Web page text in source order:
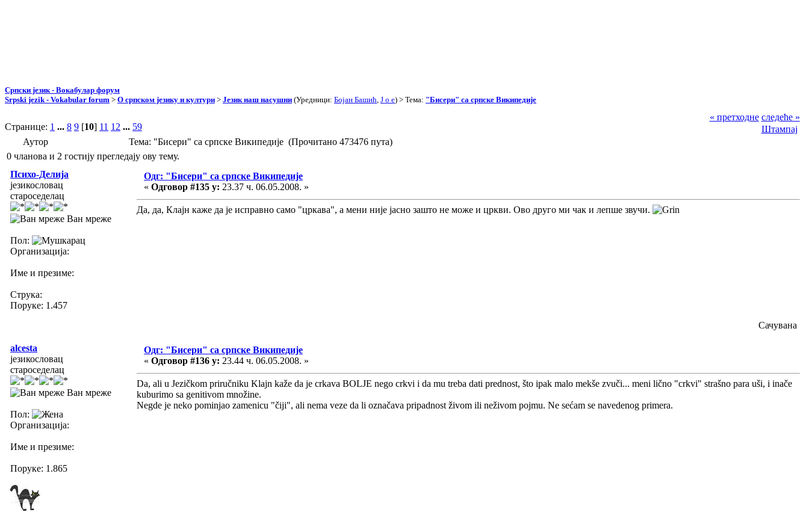
Српски језик - Вокабулар форум
Srpski jezik - Vokabular forum > О српском језику и култури > Језик наш насушни (Уредници: Бојан Башић J o e) > Тема: "Бисери" са српске Википедије
Странице: 1 ... 8 9 [10] 11 12 ... 59
« претходне следеће »
Штампај
Аутор
Тема: "Бисери" са српске Википедије (Прочитано 473476 пута)
0 чланова и 2 гостију прегледају ову тему.
Психо-Делија
језикословац
староседелац
Ван мреже
Пол:
Организација:
Име и презиме:
Струка:
Поруке: 1.457
Одг: "Бисери" са српске Википедије
« Одговор #135 у: 23.37 ч. 06.05.2008. »
Да, да, Клајн каже да је исправно само "цркава", а мени није јасно зашто не може и цркви. Ово друго ми чак и лепше звучи.
Сачувана
alcesta
језикословац
староседелац
Ван мреже
Пол:
Организација:
Име и презиме:
Поруке: 1.865
Одг: "Бисери" са српске Википедије
« Одговор #136 у: 23.44 ч. 06.05.2008. »
Da, ali u Jezičkom priručniku Klajn kaže da je crkava BOLJE nego crkvi i da mu treba dati prednost, što ipak malo mekše zvuči... meni lično "crkvi" strašno para uši, i inače
kuburimo sa genitivom množine.
Negde je neko pominjao zamenicu "čiji", ali nema veze da li označava pripadnost živom ili neživom pojmu. Ne sećam se navedenog primera.